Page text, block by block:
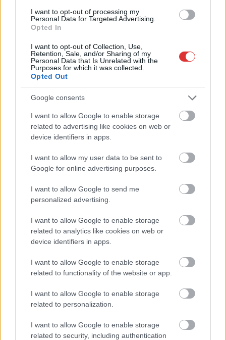
I want to opt-out of processing my
Personal Data for Targeted Advertising.
Opted In
I want to opt-out of Collection, Use,
Retention, Sale, and/or Sharing of my
Personal Data that Is Unrelated with the
Purposes for which it was collected.
Opted Out
Google consents
I want to allow Google to enable storage
related to advertising like cookies on web or
device identifiers in apps.
I want to allow my user data to be sent to
Google for online advertising purposes.
I want to allow Google to send me
personalized advertising.
I want to allow Google to enable storage
related to analytics like cookies on web or
device identifiers in apps.
I want to allow Google to enable storage
related to functionality of the website or app.
I want to allow Google to enable storage
related to personalization.
I want to allow Google to enable storage
related to security, including authentication
Adja meg keresztnevét:
meg e-mail címét:
Megismertem és elfogadom aGDPR-szabályzatot
Nem szeretne lemaradni semmiről? Csak egy kattintás, és hírlevelünk a
postaládájába érkezik!